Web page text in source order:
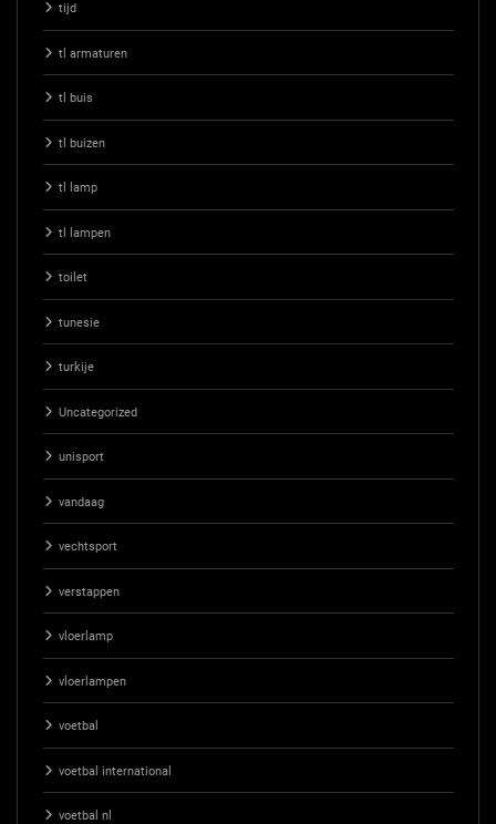
tijd
tl armaturen
tl buis
tl buizen
tl lamp
tl lampen
toilet
tunesie
turkije
Uncategorized
unisport
vandaag
vechtsport
verstappen
vloerlamp
vloerlampen
voetbal
voetbal international
voetbal nl